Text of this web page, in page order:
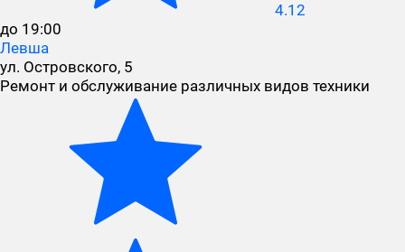
4.12
до 19:00
Левша
ул. Островского, 5
Ремонт и обслуживание различных видов техники